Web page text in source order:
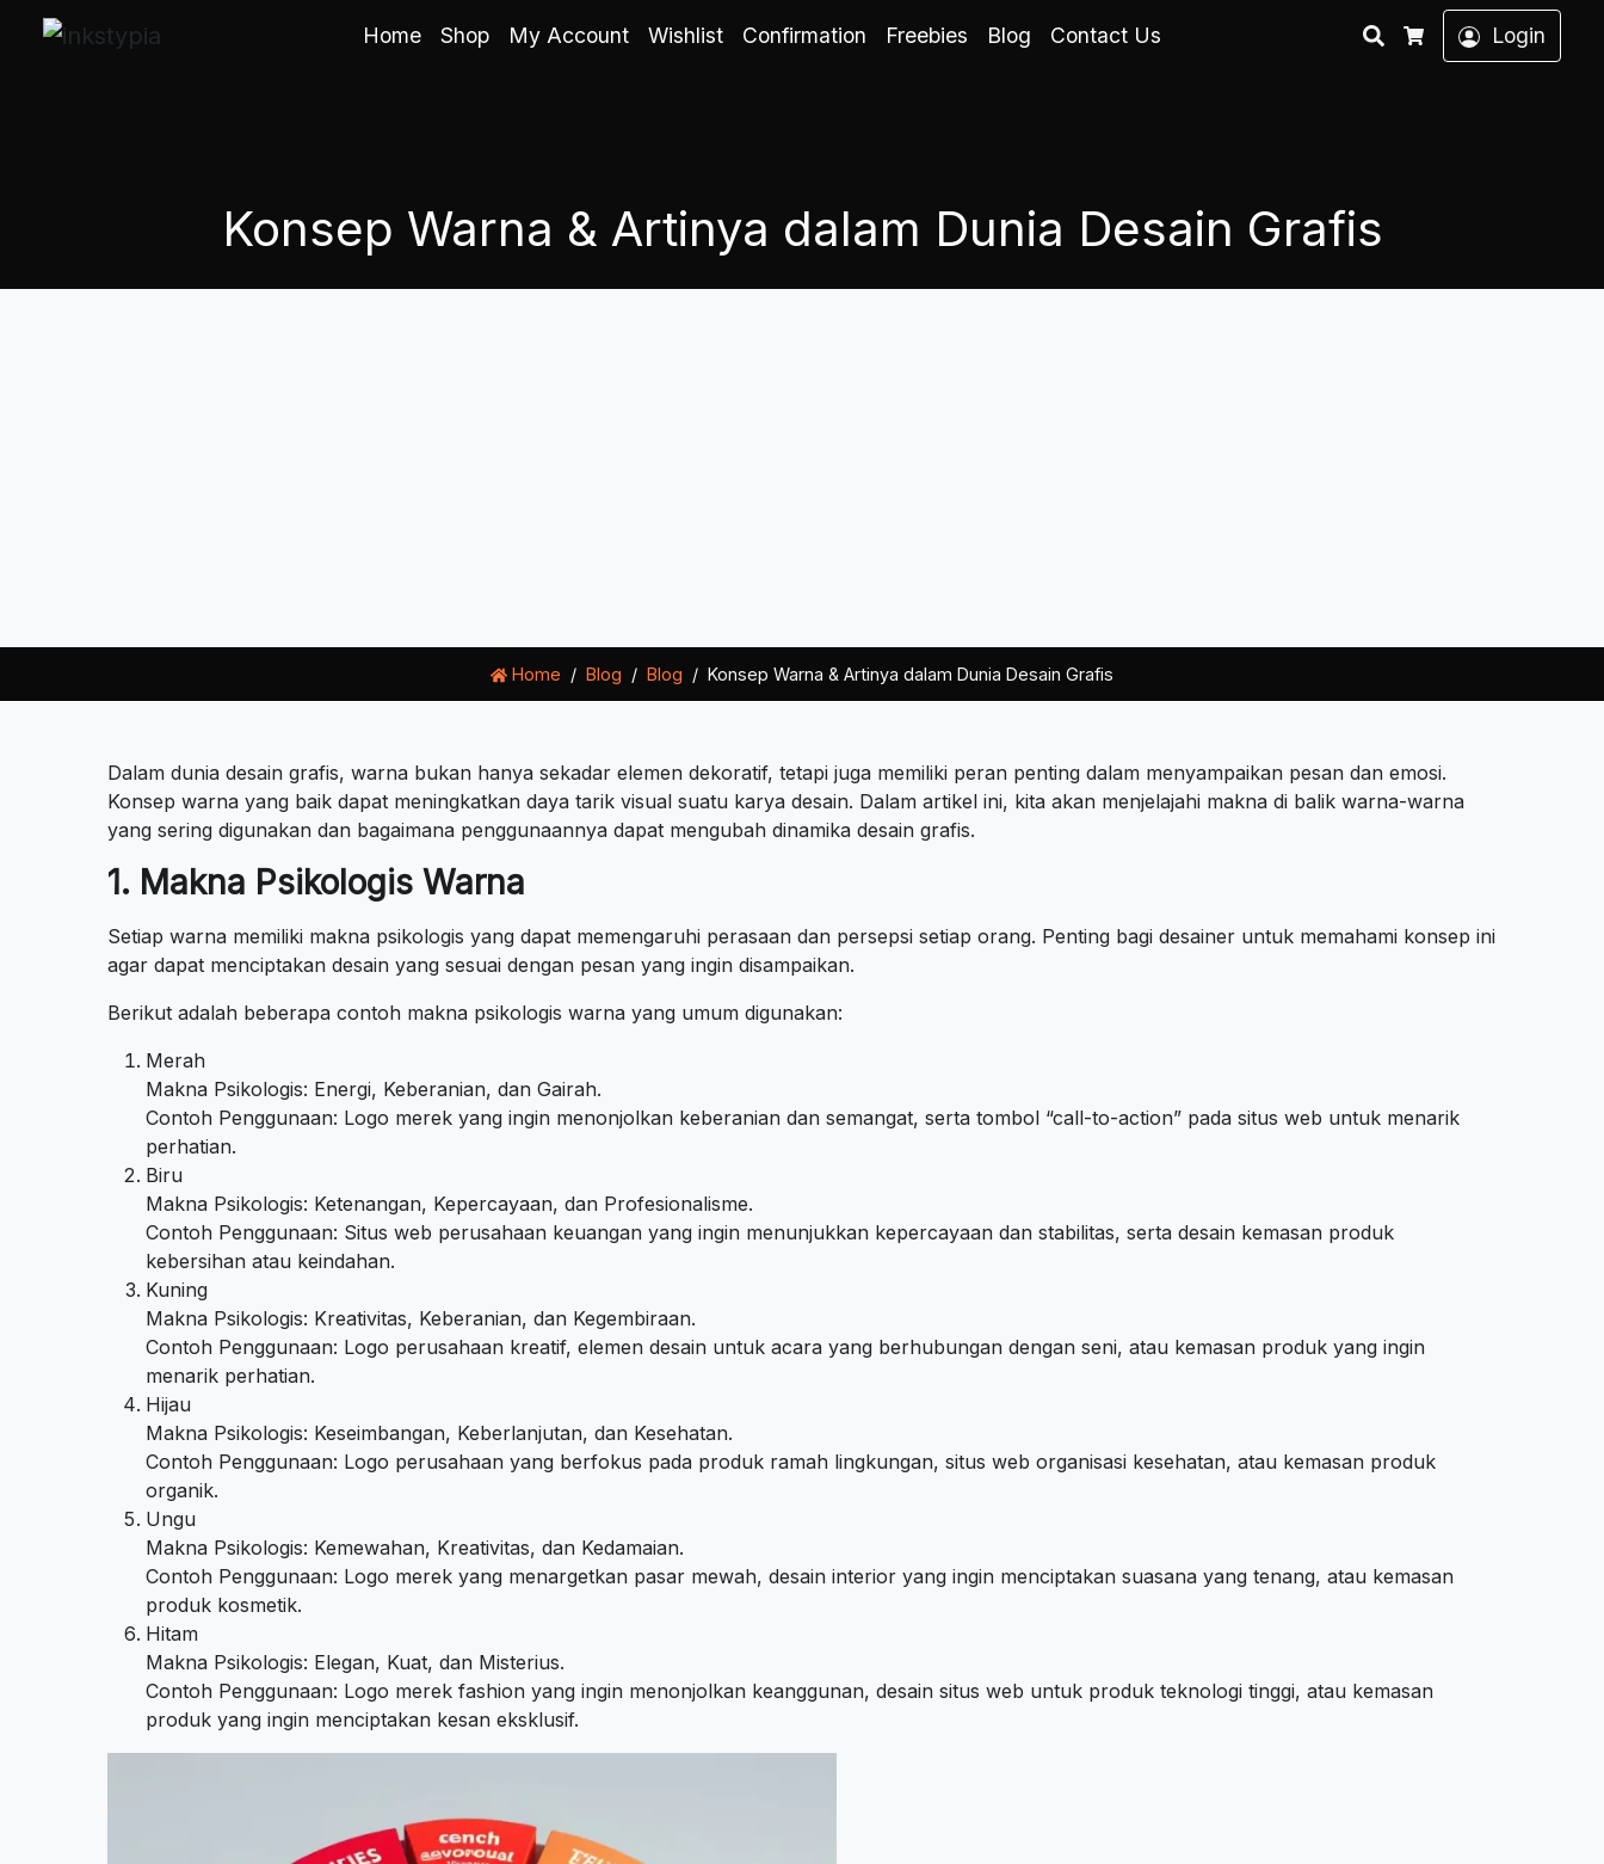
Home Shop My Account Wishlist Confirmation Freebies Blog Contact Us
Search
Cart
Login
Konsep Warna & Artinya dalam Dunia Desain Grafis
Home Blog Blog Konsep Warna & Artinya dalam Dunia Desain Grafis
Dalam dunia desain grafis, warna bukan hanya sekadar elemen dekoratif, tetapi juga memiliki peran penting dalam menyampaikan pesan dan emosi.
Konsep warna yang baik dapat meningkatkan daya tarik visual suatu karya desain. Dalam artikel ini, kita akan menjelajahi makna di balik warna-warna
yang sering digunakan dan bagaimana penggunaannya dapat mengubah dinamika desain grafis.
1. Makna Psikologis Warna
Setiap warna memiliki makna psikologis yang dapat memengaruhi perasaan dan persepsi setiap orang. Penting bagi desainer untuk memahami konsep ini
agar dapat menciptakan desain yang sesuai dengan pesan yang ingin disampaikan.
Berikut adalah beberapa contoh makna psikologis warna yang umum digunakan:
Merah
Makna Psikologis: Energi, Keberanian, dan Gairah.
Contoh Penggunaan: Logo merek yang ingin menonjolkan keberanian dan semangat, serta tombol “call-to-action” pada situs web untuk menarik
perhatian.
Biru
Makna Psikologis: Ketenangan, Kepercayaan, dan Profesionalisme.
Contoh Penggunaan: Situs web perusahaan keuangan yang ingin menunjukkan kepercayaan dan stabilitas, serta desain kemasan produk
kebersihan atau keindahan.
Kuning
Makna Psikologis: Kreativitas, Keberanian, dan Kegembiraan.
Contoh Penggunaan: Logo perusahaan kreatif, elemen desain untuk acara yang berhubungan dengan seni, atau kemasan produk yang ingin
menarik perhatian.
Hijau
Makna Psikologis: Keseimbangan, Keberlanjutan, dan Kesehatan.
Contoh Penggunaan: Logo perusahaan yang berfokus pada produk ramah lingkungan, situs web organisasi kesehatan, atau kemasan produk
organik.
Ungu
Makna Psikologis: Kemewahan, Kreativitas, dan Kedamaian.
Contoh Penggunaan: Logo merek yang menargetkan pasar mewah, desain interior yang ingin menciptakan suasana yang tenang, atau kemasan
produk kosmetik.
Hitam
Makna Psikologis: Elegan, Kuat, dan Misterius.
Contoh Penggunaan: Logo merek fashion yang ingin menonjolkan keanggunan, desain situs web untuk produk teknologi tinggi, atau kemasan
produk yang ingin menciptakan kesan eksklusif.